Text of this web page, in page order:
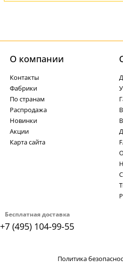
Бесплатная доставка
+7 (495) 104-99-55
О компании
Контакты
Фабрики
По странам
Распродажа
Новинки
Акции
Карта сайта
Политика